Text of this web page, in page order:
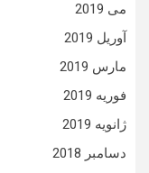
می 2019
آوریل 2019
مارس 2019
فوریه 2019
ژانویه 2019
دسامبر 2018